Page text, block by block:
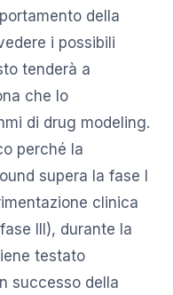
della
i possibili
tenderà a
che lo
di drug modeling.
perché la
supera la fase I
clinica
III), durante la
testato
successo della